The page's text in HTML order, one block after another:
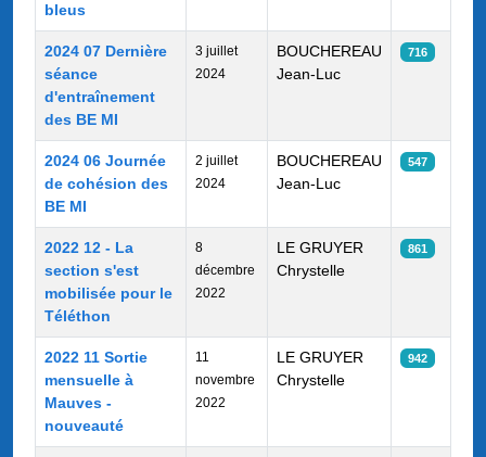
bleus
2024 07 Dernière
séance
d'entraînement
des BE MI
3 juillet
2024
BOUCHEREAU
Jean-Luc
716
2024 06 Journée
de cohésion des
BE MI
2 juillet
2024
BOUCHEREAU
Jean-Luc
547
2022 12 - La
section s'est
mobilisée pour le
Téléthon
8
décembre
2022
LE GRUYER
Chrystelle
861
2022 11 Sortie
mensuelle à
Mauves -
nouveauté
11
novembre
2022
LE GRUYER
Chrystelle
942